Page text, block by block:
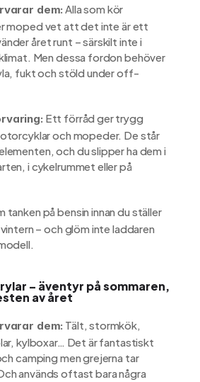
dem: Alla som kör
moped vet att det inte är ett
året runt – särskilt inte i
Men dessa fordon behöver
fukt och stöld under off-
Ett förråd ger trygg
och mopeder. De står
och du slipper ha dem i
i cykelrummet eller på
tanken på bensin innan du ställer
– och glöm inte laddaren
– äventyr på sommaren,
av året
dem: Tält, stormkök,
kylboxar… Det är fantastiskt
camping men grejerna tar
används oftast bara några